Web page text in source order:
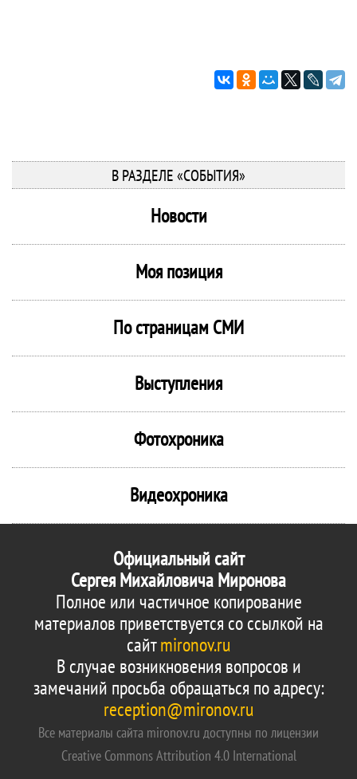
В РАЗДЕЛЕ «СОБЫТИЯ»
Новости
Моя позиция
По страницам СМИ
Выступления
Фотохроника
Видеохроника
Официальный сайт
Сергея Михайловича Миронова
Полное или частичное копирование
материалов приветствуется со ссылкой на
сайтmironov.ru
В случае возникновения вопросов и
замечаний просьба обращаться по адресу:
reception@mironov.ru
Все материалы сайта mironov.ru доступны по лицензии
Creative Commons Attribution 4.0 International